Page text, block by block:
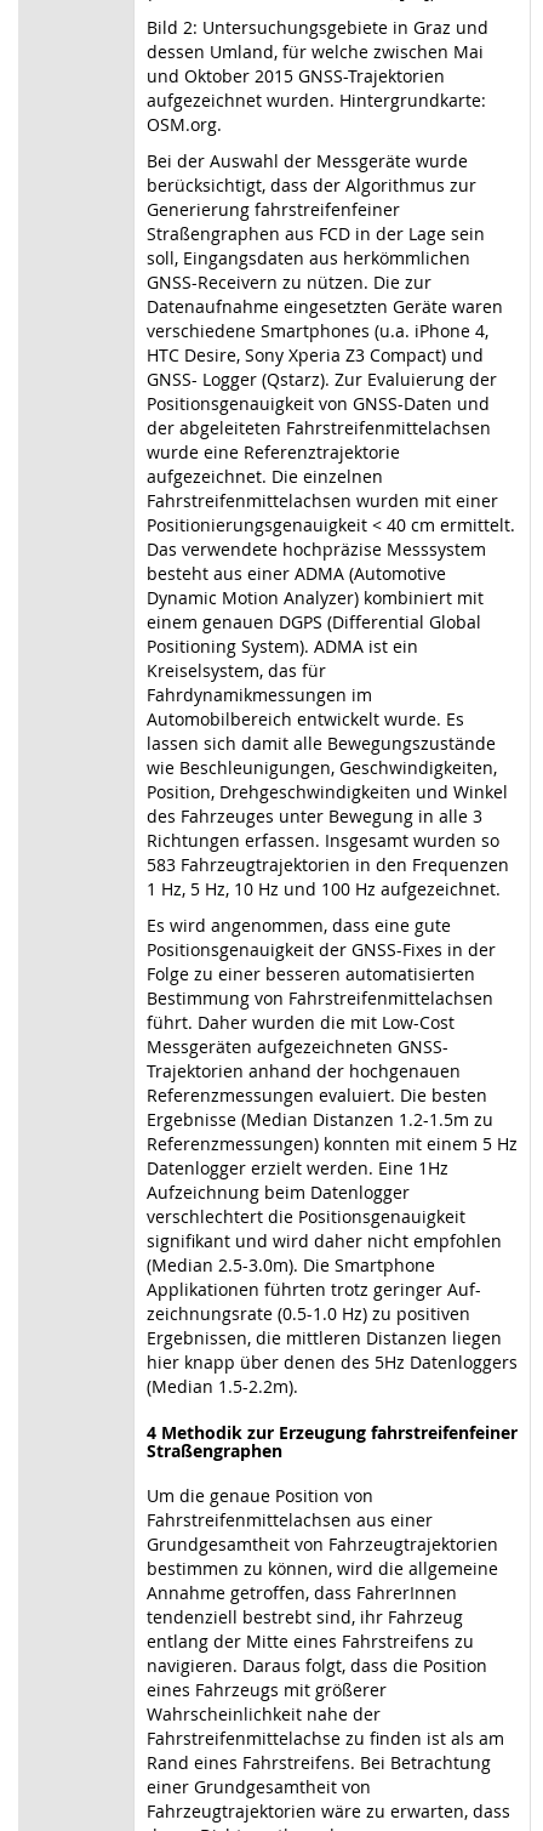
Bild 2: Untersuchungsgebiete in Graz und
dessen Umland, für welche zwischen Mai
und Oktober 2015 GNSS-Trajektorien
aufgezeichnet wurden. Hintergrundkarte:
OSM.org.
Bei der Auswahl der Messgeräte wurde
berücksichtigt, dass der Algorithmus zur
Generierung fahrstreifenfeiner
Straßengraphen aus FCD in der Lage sein
soll, Eingangsdaten aus herkömmlichen
GNSS-Receivern zu nützen. Die zur
Datenaufnahme eingesetzten Geräte waren
verschiedene Smartphones (u.a. iPhone 4,
HTC Desire, Sony Xperia Z3 Compact) und
GNSS- Logger (Qstarz). Zur Evaluierung der
Positionsgenauigkeit von GNSS-Daten und
der abgeleiteten Fahrstreifenmittelachsen
wurde eine Referenztrajektorie
aufgezeichnet. Die einzelnen
Fahrstreifenmittelachsen wurden mit einer
Positionierungsgenauigkeit < 40 cm ermittelt.
Das verwendete hochpräzise Messsystem
besteht aus einer ADMA (Automotive
Dynamic Motion Analyzer) kombiniert mit
einem genauen DGPS (Differential Global
Positioning System). ADMA ist ein
Kreiselsystem, das für
Fahrdynamikmessungen im
Automobilbereich entwickelt wurde. Es
lassen sich damit alle Bewegungszustände
wie Beschleunigungen, Geschwindigkeiten,
Position, Drehgeschwindigkeiten und Winkel
des Fahrzeuges unter Bewegung in alle 3
Richtungen erfassen. Insgesamt wurden so
583 Fahrzeugtrajektorien in den Frequenzen
1 Hz, 5 Hz, 10 Hz und 100 Hz aufgezeichnet.
Es wird angenommen, dass eine gute
Positionsgenauigkeit der GNSS-Fixes in der
Folge zu einer besseren automatisierten
Bestimmung von Fahrstreifenmittelachsen
führt. Daher wurden die mit Low-Cost
Messgeräten aufgezeichneten GNSS-
Trajektorien anhand der hochgenauen
Referenzmessungen evaluiert. Die besten
Ergebnisse (Median Distanzen 1.2-1.5m zu
Referenzmessungen) konnten mit einem 5 Hz
Datenlogger erzielt werden. Eine 1Hz
Aufzeichnung beim Datenlogger
verschlechtert die Positionsgenauigkeit
signifikant und wird daher nicht empfohlen
(Median 2.5-3.0m). Die Smartphone
Applikationen führten trotz geringer Auf-
zeichnungsrate (0.5-1.0 Hz) zu positiven
Ergebnissen, die mittleren Distanzen liegen
hier knapp über denen des 5Hz Datenloggers
(Median 1.5-2.2m).
4 Methodik zur Erzeugung fahrstreifenfeiner
Straßengraphen
Um die genaue Position von
Fahrstreifenmittelachsen aus einer
Grundgesamtheit von Fahrzeugtrajektorien
bestimmen zu können, wird die allgemeine
Annahme getroffen, dass FahrerInnen
tendenziell bestrebt sind, ihr Fahrzeug
entlang der Mitte eines Fahrstreifens zu
navigieren. Daraus folgt, dass die Position
eines Fahrzeugs mit größerer
Wahrscheinlichkeit nahe der
Fahrstreifenmittelachse zu finden ist als am
Rand eines Fahrstreifens. Bei Betrachtung
einer Grundgesamtheit von
Fahrzeugtrajektorien wäre zu erwarten, dass